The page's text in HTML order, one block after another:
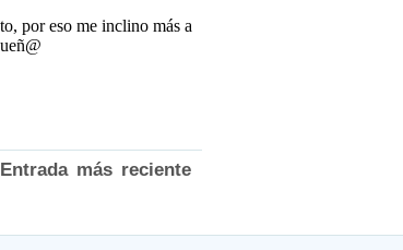
Entrada más reciente